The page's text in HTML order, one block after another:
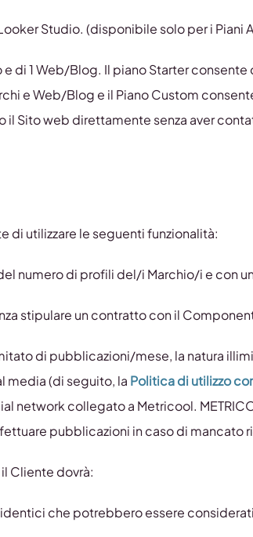
Studio. (disponibile solo per i Piani
di 1 Web/Blog. Il piano Starter
e Web/Blog e il Piano Custom
Sito web direttamente senza aver
di utilizzare le seguenti funzionalità:
numero di profili del/i Marchio/i e con
stipulare un contratto con il
di pubblicazioni/mese, la natura
media (di seguito, la Politica di utilizzo
network collegato a Metricool.
pubblicazioni in caso di
Cliente dovrà:
che potrebbero essere